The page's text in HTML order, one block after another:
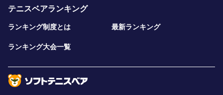
テニスベアランキング
ランキング制度とは 最新ランキング
ランキング大会一覧